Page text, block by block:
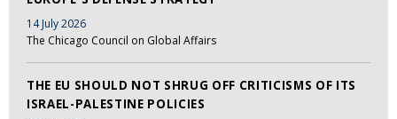
14 July 2026
The Chicago Council on Global Affairs
THE EU SHOULD NOT SHRUG OFF CRITICISMS OF ITS
ISRAEL-PALESTINE POLICIES